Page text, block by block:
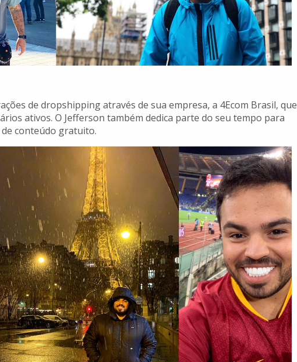
de dropshipping através de sua empresa, a 4Ecom Brasil, que
ativos. O Jefferson também dedica parte do seu tempo para
conteúdo gratuito.